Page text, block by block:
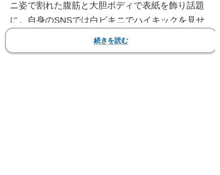
ニ姿で割れた腹筋と大胆ボディで表紙を飾り話題
に。自身のSNSでは白ビキニでハイキックを見せ